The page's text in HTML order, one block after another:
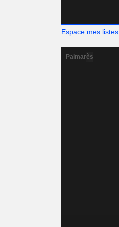
Espace mes listes
Palmarès